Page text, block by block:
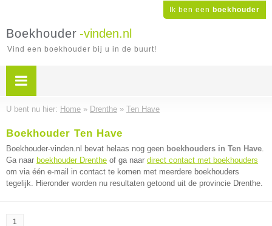
Ik ben een boekhouder
Boekhouder -vinden.nl
Vind een boekhouder bij u in de buurt!
U bent nu hier: Home » Drenthe » Ten Have
Boekhouder Ten Have
Boekhouder-vinden.nl bevat helaas nog geen boekhouders in Ten Have.
Ga naar boekhouder Drenthe of ga naar direct contact met boekhouders
om via één e-mail in contact te komen met meerdere boekhouders
tegelijk. Hieronder worden nu resultaten getoond uit de provincie Drenthe.
1